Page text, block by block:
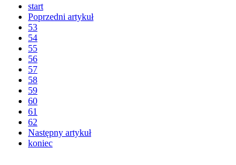
start
Poprzedni artykuł
53
54
55
56
57
58
59
60
61
62
Następny artykuł
koniec